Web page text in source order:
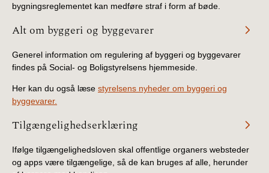
bygningsreglementet kan medføre straf i form af bøde.
Alt om byggeri og byggevarer
Generel information om regulering af byggeri og byggevarer
findes på Social- og Boligstyrelsens hjemmeside.
Her kan du også læse styrelsens nyheder om byggeri og
byggevarer.
Tilgængelighedserklæring
Ifølge tilgængelighedsloven skal offentlige organers websteder
og apps være tilgængelige, så de kan bruges af alle, herunder